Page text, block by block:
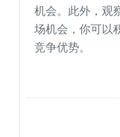
机会。此外，观
场机会，你可以
竞争优势。